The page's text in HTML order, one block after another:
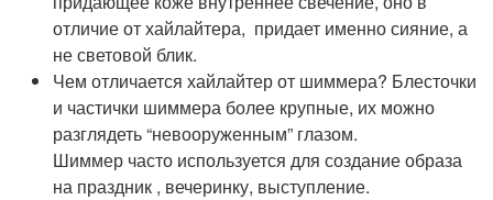
отличие от хайлайтера, придает именно сияние, а
не световой блик.
Чем отличается хайлайтер от шиммера? Блесточки
и частички шиммера более крупные, их можно
разглядеть “невооруженным” глазом.
Шиммер часто используется для создание образа
на праздник , вечеринку, выступление.